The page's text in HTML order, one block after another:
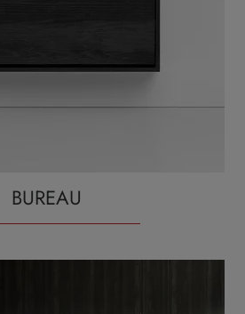
BUREAU